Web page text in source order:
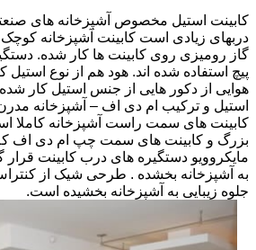
کابینت استیل مخصوص آشپزخانه های
دربهای زیادی است کابینت آشپزخانه
گاز رومیزی روی کابینت ها کار شده.
پیچ استفاده شده اند. هود هم از نوع استیل
هوایی از دکور هایی از جنس استیل کار
استیل و ترکیب ام دی اف – آشپزخانه
کابینت های سمت راست آشپزخانه کاملا
مایکروویو دستگیره های درب کابینت
به آشپزخانه بخشده . طرحی شیک از
جلوه زیبایی به آشپزخانه بخشیده است.